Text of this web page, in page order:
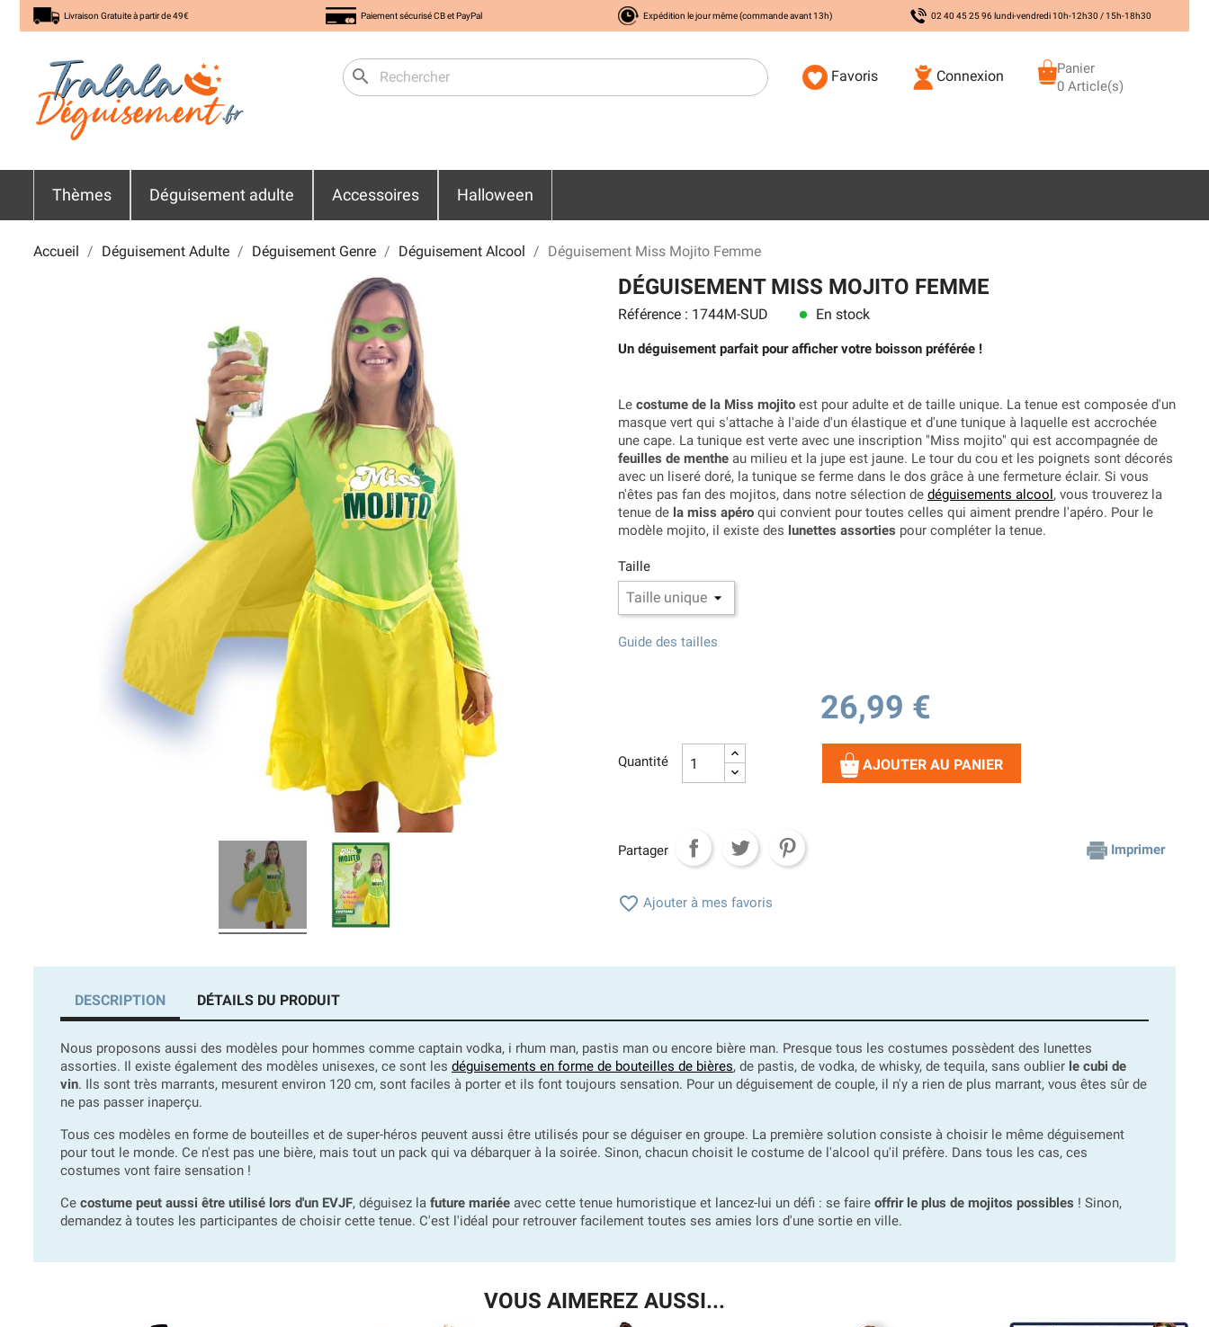
Livraison Gratuite à partir de 49€ Paiement sécurisé CB et PayPal Expédition le jour même (commande avant 13h) 02 40 45 25 96 lundi-vendredi 10h-12h30 / 15h-18h30
search Favoris Connexion
Panier
0 Article(s)
Thèmes Déguisement adulte Accessoires Halloween
Accueil Déguisement Adulte Déguisement Genre Déguisement Alcool Déguisement Miss Mojito Femme
DÉGUISEMENT MISS MOJITO FEMME
Référence : 1744M-SUD lens En stock
Un déguisement parfait pour afficher votre boisson préférée !
Le costume de la Miss mojito est pour adulte et de taille unique. La tenue est composée d'un
masque vert qui s'attache à l'aide d'un élastique et d'une tunique à laquelle est accrochée
une cape. La tunique est verte avec une inscription "Miss mojito" qui est accompagnée de
feuilles de menthe au milieu et la jupe est jaune. Le tour du cou et les poignets sont décorés
avec un liseré doré, la tunique se ferme dans le dos grâce à une fermeture éclair. Si vous
n'êtes pas fan des mojitos, dans notre sélection de déguisements alcool , vous trouverez la
tenue de la miss apéro qui convient pour toutes celles qui aiment prendre l'apéro. Pour le
modèle mojito, il existe des lunettes assorties pour compléter la tenue.
Taille
Guide des tailles
26,99 €
Quantité AJOUTER AU PANIER
Partager Imprimer
 Ajouter à mes favoris
DESCRIPTION DÉTAILS DU PRODUIT
Nous proposons aussi des modèles pour hommes comme captain vodka, i rhum man, pastis man ou encore bière man. Presque tous les costumes possèdent des lunettes
assorties. Il existe également des modèles unisexes, ce sont les déguisements en forme de bouteilles de bières, de pastis, de vodka, de whisky, de tequila, sans oublier le cubi de
vin. Ils sont très marrants, mesurent environ 120 cm, sont faciles à porter et ils font toujours sensation. Pour un déguisement de couple, il n'y a rien de plus marrant, vous êtes sûr de
ne pas passer inaperçu.
Tous ces modèles en forme de bouteilles et de super-héros peuvent aussi être utilisés pour se déguiser en groupe. La première solution consiste à choisir le même déguisement
pour tout le monde. Ce n'est pas une bière, mais tout un pack qui va débarquer à la soirée. Sinon, chacun choisit le costume de l'alcool qu'il préfère. Dans tous les cas, ces
costumes vont faire sensation !
Ce costume peut aussi être utilisé lors d'un EVJF, déguisez la future mariée avec cette tenue humoristique et lancez-lui un défi : se faire offrir le plus de mojitos possibles ! Sinon,
demandez à toutes les participantes de choisir cette tenue. C'est l'idéal pour retrouver facilement toutes ses amies lors d'une sortie en ville.
VOUS AIMEREZ AUSSI...